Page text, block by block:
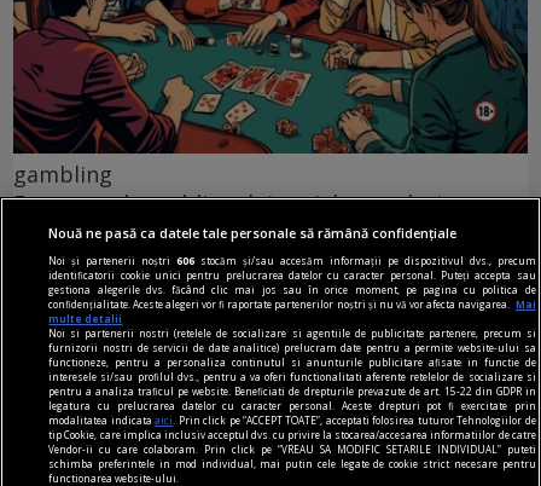
gambling
Fenomenul gamblingului social: cum devine
uneori comunicarea mai importantă decât
rezultatele în sine
Jocurile de noroc online au fost proiectate în
mare parte ca resurse pentru distracție pe cont
propriu, de la distanță, oferind intimitate -
utilizatorul interacționează asumat doar cu
operatorul platformei iGaming.
Nouă ne pasă ca datele tale personale să rămână confidențiale
Noi și partenerii noștri606 stocăm și/sau accesăm informații pe dispozitivul dvs., precum
identificatorii cookie unici pentru prelucrarea datelor cu caracter personal. Puteți accepta sau
gestiona alegerile dvs. făcând clic mai jos sau în orice moment, pe pagina cu politica de
confidențialitate. Aceste alegeri vor fi raportate partenerilor noștri și nu vă vor afecta navigarea.
Mai
multe detalii
Noi si partenerii nostri (retelele de socializare si agentiile de publicitate partenere, precum si
furnizorii nostri de servicii de date analitice) prelucram date pentru a permite website-ului sa
functioneze, pentru a personaliza continutul si anunturile publicitare afisate in functie de
interesele si/sau profilul dvs., pentru a va oferi functionalitati aferente retelelor de socializare si
pentru a analiza traficul pe website. Beneficiati de drepturile prevazute de art. 15-22 din GDPR in
legatura cu prelucrarea datelor cu caracter personal. Aceste drepturi pot fi exercitate prin
modalitatea indicataaici
. Prin click pe “ACCEPT TOATE”, acceptati folosirea tuturor Tehnologiilor de
tip Cookie, care implica inclusiv acceptul dvs. cu privire la stocarea/accesarea informatiilor de catre
Vendor-ii cu care colaboram. Prin click pe “VREAU SA MODIFIC SETARILE INDIVIDUAL” puteti
schimba preferintele in mod individual, mai putin cele legate de cookie strict necesare pentru
functionarea website-ului.